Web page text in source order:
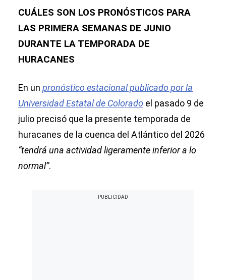
CUÁLES SON LOS PRONÓSTICOS PARA
LAS PRIMERA SEMANAS DE JUNIO
DURANTE LA TEMPORADA DE
HURACANES
En un pronóstico estacional publicado por la
Universidad Estatal de Colorado el pasado 9 de
julio precisó que la presente temporada de
huracanes de la cuenca del Atlántico del 2026
“tendrá una actividad ligeramente inferior a lo
normal”.